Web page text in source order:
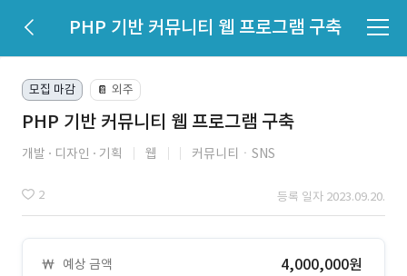
PHP 기반 커뮤니티 웹 프로그램 구축
모집 마감 📔 외주
PHP 기반 커뮤니티 웹 프로그램 구축
개발 디자인 기획 웹 커뮤니티ㆍSNS
2 등록 일자 2023.09.20.
예상 금액 4,000,000원